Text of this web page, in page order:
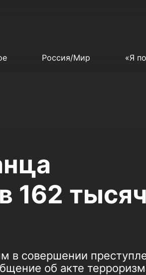
Россия/Мир «Я
162
в совершении
об акте